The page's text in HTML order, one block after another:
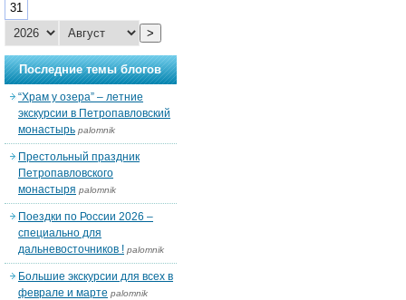
31
>
Последние темы блогов
“Храм у озера” – летние
экскурсии в Петропавловский
монастырь palomnik
Престольный праздник
Петропавловского
монастыря palomnik
Поездки по России 2026 –
специально для
дальневосточников ! palomnik
Большие экскурсии для всех в
феврале и марте palomnik